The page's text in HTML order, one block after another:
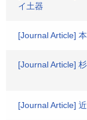
イ土器
[Journal Article]
[Journal Article]
[Journal Article]